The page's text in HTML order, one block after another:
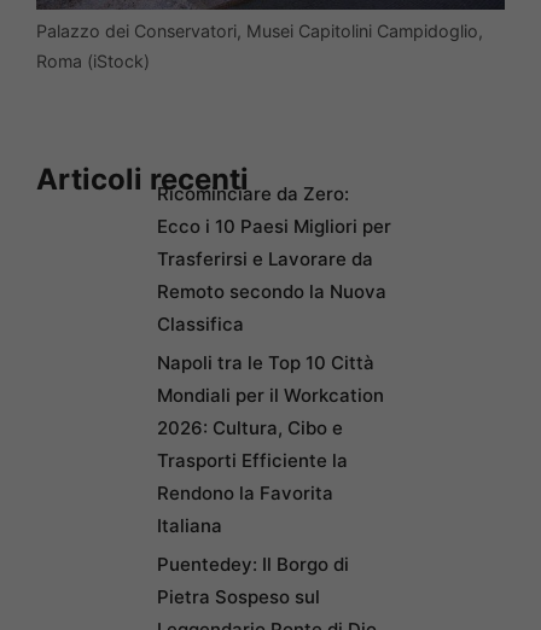
Palazzo dei Conservatori, Musei Capitolini Campidoglio,
Roma (iStock)
Articoli recentiRicominciare da Zero:
Ecco i 10 Paesi Migliori per
Trasferirsi e Lavorare da
Remoto secondo la Nuova
Classifica
Napoli tra le Top 10 Città
Mondiali per il Workcation
2026: Cultura, Cibo e
Trasporti Efficiente la
Rendono la Favorita
Italiana
Puentedey: Il Borgo di
Pietra Sospeso sul